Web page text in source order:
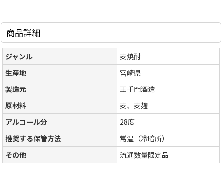
商品詳細
ジャンル
麦焼酎
生産地
宮崎県
製造元
王手門酒造
原材料
麦、麦麹
アルコール分
28度
推奨する保管方法
常温（冷暗所）
その他
流通数量限定品